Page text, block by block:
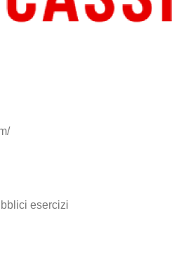
esercizi